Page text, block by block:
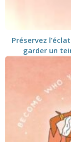
Préservez
garder un